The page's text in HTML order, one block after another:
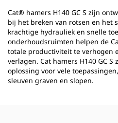
Cat® hamers H140 GC S zijn
bij het breken van rotsen en het
krachtige hydrauliek en snelle
onderhoudsruimten helpen de
totale productiviteit te verhogen
verlagen. Cat hamers H140 GC
oplossing voor vele
sleuven graven en slopen.